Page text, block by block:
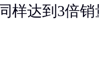
样达到3倍